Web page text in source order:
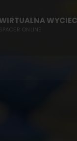
WIRTUALNA
SPACER ONLINE